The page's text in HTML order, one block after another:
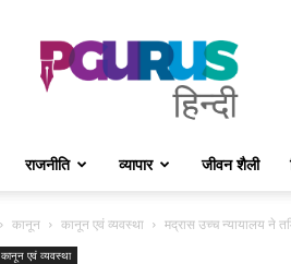
PGurus
Hindi
राजनीति व्यापार जीवन शैली
कानून कानून एवं व्यवस्था मद्रास उच्च न्यायालय ने
कानून एवं व्यवस्था